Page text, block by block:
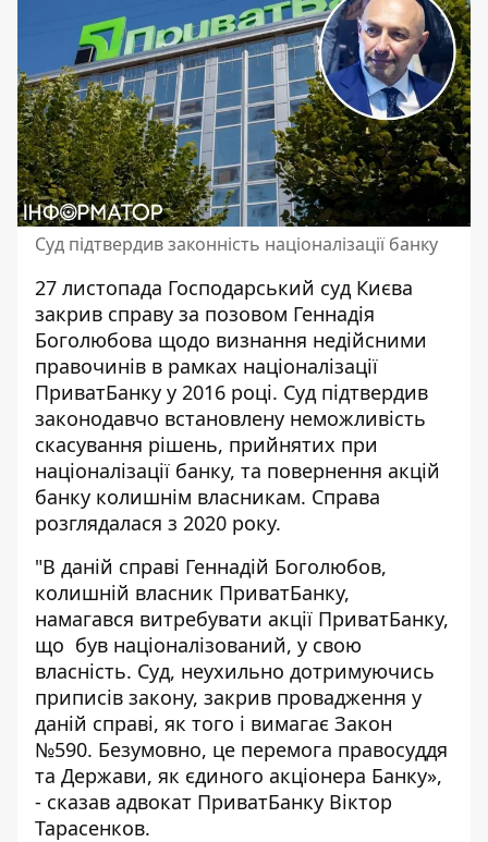
Суд підтвердив законність націоналізації банку
27 листопада Господарський суд Києва
закрив справу за позовом Геннадія
Боголюбова щодо визнання недійсними
правочинів в рамках націоналізації
ПриватБанку у 2016 році. Суд підтвердив
законодавчо встановлену неможливість
скасування рішень, прийнятих при
націоналізації банку, та повернення акцій
банку колишнім власникам. Cправа
розглядалася з 2020 року.
"В даній справі Геннадій Боголюбов,
колишній власник ПриватБанку,
намагався витребувати акції ПриватБанку,
що був націоналізований, у свою
власність. Суд, неухильно дотримуючись
приписів закону, закрив провадження у
даній справі, як того і вимагає Закон
№590. Безумовно, це перемога правосуддя
та Держави, як єдиного акціонера Банку»,
- сказав адвокат ПриватБанку Віктор
Тарасенков.